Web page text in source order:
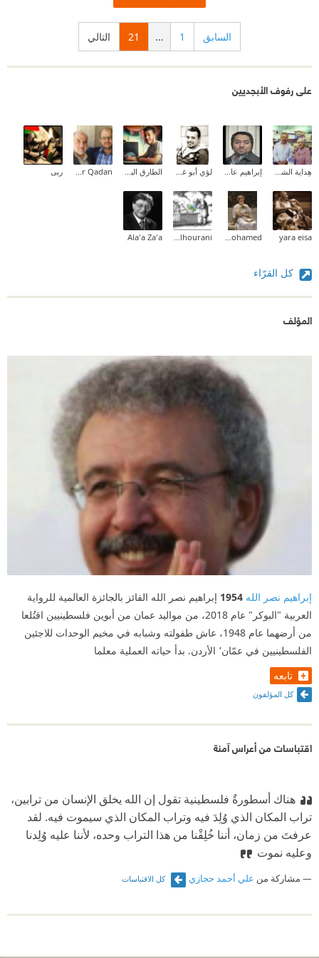
السابق 1
...
21 التالي
على رفوف الأبجديين
هِداية الشحروري إبراهيم عادل لؤي أبو غوش (Loai AbuGhoush) الطارق البدوي Omar Qadan ربى
yara eisa
Aliaa Mohamed
Asem Alhourani
Ala'a Za'a
كل القرّاء
المؤلف
إبراهيم نصر الله 1954 إبراهيم نصر الله الفائز بالجائزة العالمية للرواية
العربية "البوكر" عام 2018، من مواليد عمان من أبوين فلسطينيين اقتُلعا
من أرضهما عام 1948، عاش طفولته وشبابه في مخيم الوحدات للاجئين
الفلسطينيين في عمّان٬ الأردن. بدأ حياته العملية معلما
تابعه
كل المؤلفون
اقتباسات من أعراس آمنة
هناك أسطورةٌ فلسطينية تقول إن الله يخلق الإنسان من ترابين،
تراب المكان الذي وُلِدَ فيه وتراب المكان الذي سيموت فيه. لقد
عرفتَ من زمان، أننا خُلِقْنا من هذا التراب وحده، لأننا عليه وُلِدنا
وعليه نموت
مشاركة من علي أحمد حجازي كل الاقتباسات